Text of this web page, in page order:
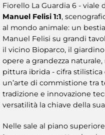
Fiorello La Guardia 6 - viale
Manuel Felisi 1:1,
al mondo animale: un
Manuel Felisi su grandi
il vicino Bioparco, il
opere a grandezza
pittura ibrida - cifra
un’arte di commistione tra
tradizione e innovazione
versatilità la chiave della
Nelle sale al piano superiore